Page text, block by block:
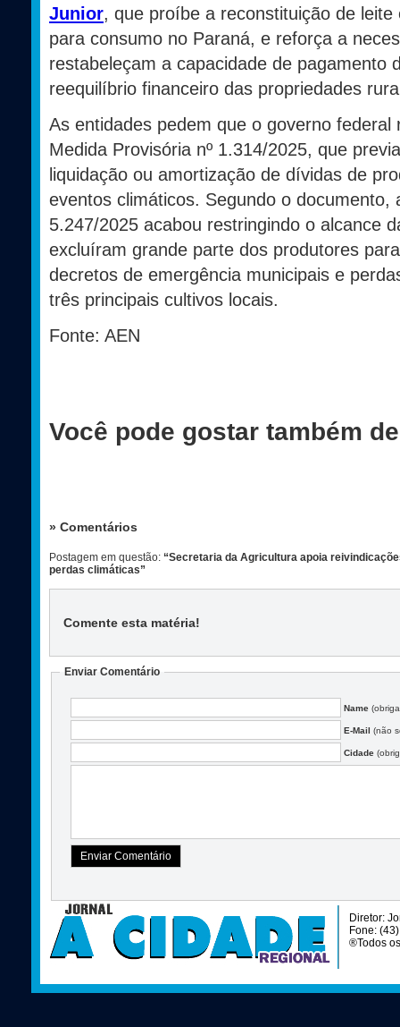
Junior, que proíbe a reconstituição de
para consumo no Paraná, e reforça a
restabeleçam a capacidade de pagamento
reequilíbrio financeiro das propriedades
As entidades pedem que o governo
Medida Provisória nº 1.314/2025, que
liquidação ou amortização de dívidas de
eventos climáticos. Segundo o documento,
5.247/2025 acabou restringindo o alcance
excluíram grande parte dos produtores
decretos de emergência municipais e
três principais cultivos locais.
Fonte: AEN
Você pode gostar também
» Comentários
Postagem em questão: “Secretaria da Agricultura apoia
perdas climáticas”
Comente esta matéria!
Enviar Comentário
Name
E-Mail (não
Cidade
Diretor:
Fone:
®Todos